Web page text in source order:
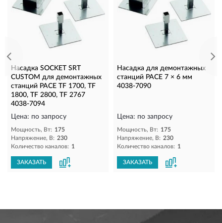
Насадка SOCKET SRT
CUSTOM для демонтажных
станций PACE TF 1700, TF
1800, TF 2800, TF 2767
4038-7094
Цена: по запросу
Мощность, Вт: 175
Напряжение, В: 230
Количество каналов: 1
ЗАКАЗАТЬ
Насадка для демонтажных
станций PACE 7 × 6 мм
4038-7090
Цена: по запросу
Мощность, Вт: 175
Напряжение, В: 230
Количество каналов: 1
ЗАКАЗАТЬ